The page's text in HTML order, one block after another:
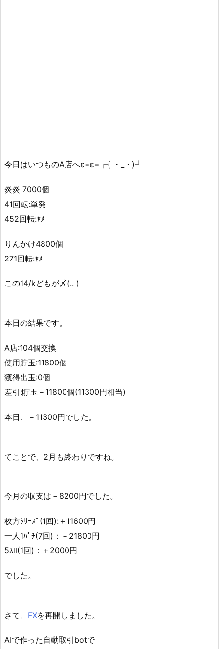
今日はいつものA店へε=ε=┏( ・_・)┛
炎炎 7000個
41回転:単発
452回転:ﾔﾒ
りんかけ4800個
271回転:ﾔﾒ
この14/kどもが〆(.. )
本日の結果です。
A店:104個交換
使用貯玉:11800個
獲得出玉:0個
差引:貯玉－11800個(11300円相当)
本日、－11300円でした。
てことで、2月も終わりですね。
今月の収支は－8200円でした。
枚方ｼﾘｰｽﾞ(1回):＋11600円
一人1ﾊﾟﾁ(7回)：－21800円
5ｽﾛ(1回)：＋2000円
でした。
さて、 FXを再開しました。
AIで作った自動取引botで